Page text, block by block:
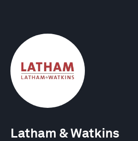
Latham & Watkins